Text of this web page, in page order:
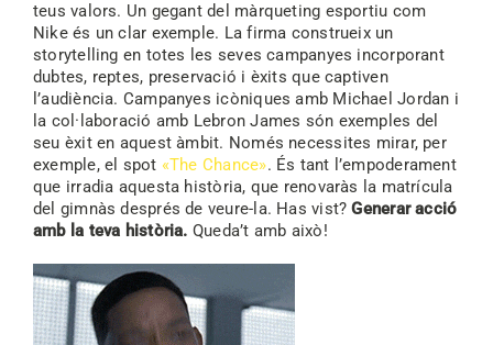
teus valors. Un gegant del màrqueting esportiu com
Nike és un clar exemple. La firma construeix un
storytelling en totes les seves campanyes incorporant
dubtes, reptes, preservació i èxits que captiven
l’audiència. Campanyes icòniques amb Michael Jordan i
la col·laboració amb Lebron James són exemples del
seu èxit en aquest àmbit. Només necessites mirar, per
exemple, el spot «The Chance». És tant l’empoderament
que irradia aquesta història, que renovaràs la matrícula
del gimnàs després de veure-la. Has vist?Generar acció
amb la teva història. Queda’t amb això!